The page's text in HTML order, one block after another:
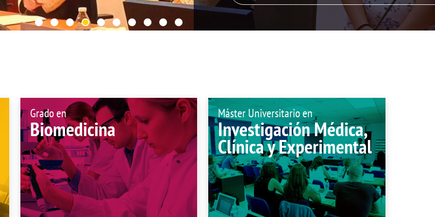
de investigación
Unidad de Internacionalización y
Fomento de la Investigación
Buzón de sugerencias
Plan de
Compromiso
Grado en
Biomedicina
Máster Universitario en
Investigación Médica,
Clínica y Experimental